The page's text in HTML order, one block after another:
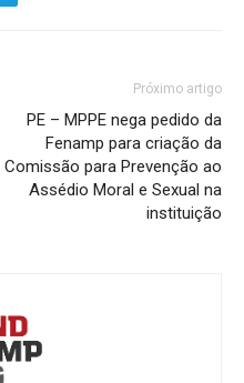
Próximo artigo
PE – MPPE nega pedido da
Fenamp para criação da
Comissão para Prevenção ao
Assédio Moral e Sexual na
instituição